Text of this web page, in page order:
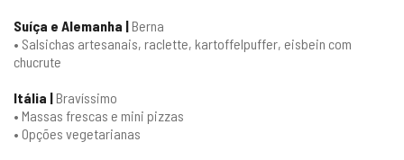
Suíça e Alemanha | Berna
• Salsichas artesanais, raclette, kartoffelpuffer, eisbein com
chucrute
Itália | Bravíssimo
• Massas frescas e mini pizzas
• Opções vegetarianas